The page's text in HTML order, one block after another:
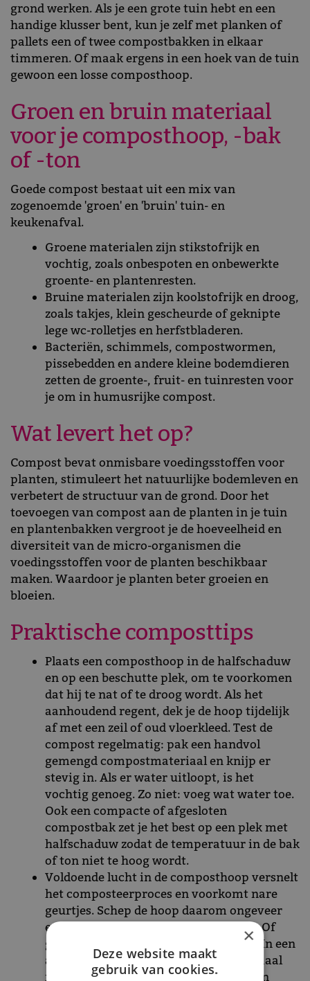
grond werken. Als je een grote tuin hebt en een
handige klusser bent, kun je zelf met planken of
pallets een of twee compostbakken in elkaar
timmeren. Of maak ergens in een hoek van de tuin
gewoon een losse composthoop.
Groen en bruin materiaal
voor je composthoop, -bak
of -ton
Goede compost bestaat uit een mix van
zogenoemde 'groen' en 'bruin' tuin- en
keukenafval.
Groene materialen zijn stikstofrijk en
vochtig, zoals onbespoten en onbewerkte
groente- en plantenresten.
Bruine materialen zijn koolstofrijk en droog,
zoals takjes, klein gescheurde of geknipte
lege wc-rolletjes en herfstbladeren.
Bacteriën, schimmels, compostwormen,
pissebedden en andere kleine bodemdieren
zetten de groente-, fruit- en tuinresten voor
je om in humusrijke compost.
Wat levert het op?
Compost bevat onmisbare voedingsstoffen voor
planten, stimuleert het natuurlijke bodemleven en
verbetert de structuur van de grond. Door het
toevoegen van compost aan de planten in je tuin
en plantenbakken vergroot je de hoeveelheid en
diversiteit van de micro-organismen die
voedingsstoffen voor de planten beschikbaar
maken. Waardoor je planten beter groeien en
bloeien.
Praktische composttips
Plaats een composthoop in de halfschaduw
en op een beschutte plek, om te voorkomen
dat hij te nat of te droog wordt. Als het
aanhoudend regent, dek je de hoop tijdelijk
af met een zeil of oud vloerkleed. Test de
compost regelmatig: pak een handvol
gemengd compostmateriaal en knijp er
stevig in. Als er water uitloopt, is het
vochtig genoeg. Zo niet: voeg wat water toe.
Ook een compacte of afgesloten
compostbak zet je het best op een plek met
halfschaduw zodat de temperatuur in de bak
of ton niet te hoog wordt.
Voldoende lucht in de composthoop versnelt
het composteerproces en voorkomt nare
geurtjes. Schep de hoop daarom ongeveer
eens in de zes weken om met een riek. Of
gebruik een speciale beluchtingsstok. In een
afgesloten bak of vat kun je het materiaal
niet omscheppen of -zetten. Daar is een
×
Deze website maakt
gebruik van cookies.